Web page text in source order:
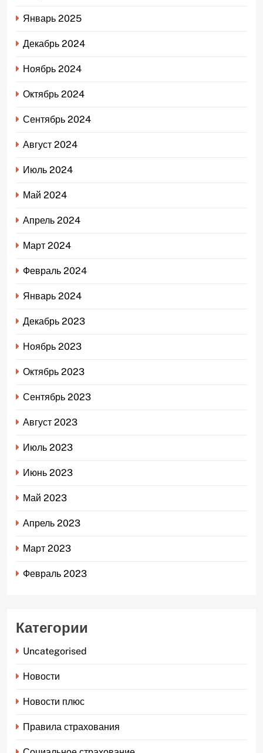
Январь 2025
Декабрь 2024
Ноябрь 2024
Октябрь 2024
Сентябрь 2024
Август 2024
Июль 2024
Май 2024
Апрель 2024
Март 2024
Февраль 2024
Январь 2024
Декабрь 2023
Ноябрь 2023
Октябрь 2023
Сентябрь 2023
Август 2023
Июль 2023
Июнь 2023
Май 2023
Апрель 2023
Март 2023
Февраль 2023
Категории
Uncategorised
Новости
Новости плюс
Правила страхования